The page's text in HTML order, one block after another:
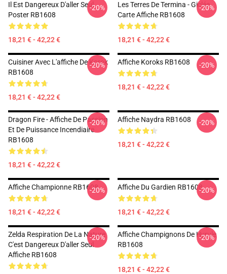
Il Est Dangereux D'aller Seul
Poster RB1608
18,21 € - 42,22 €
-20%
Les Terres De Termina - Giclée
Carte Affiche RB1608
18,21 € - 42,22 €
-20%
Cuisiner Avec L'affiche De Korok
RB1608
18,21 € - 42,22 €
-20% Affiche Koroks RB1608
18,21 € - 42,22 €
-20%
Dragon Fire - Affiche De Passion
Et De Puissance Incendiaire
RB1608
18,21 € - 42,22 €
-20% Affiche Naydra RB1608
18,21 € - 42,22 €
-20%
Affiche Championne RB1608
18,21 € - 42,22 €
-20% Affiche Du Gardien RB1608
18,21 € - 42,22 €
-20%
Zelda Respiration De La Nature
C'est Dangereux D'aller Seul
Affiche RB1608
-20%
Affiche Champignons De Hyrule
RB1608
18,21 € - 42,22 €
-20%